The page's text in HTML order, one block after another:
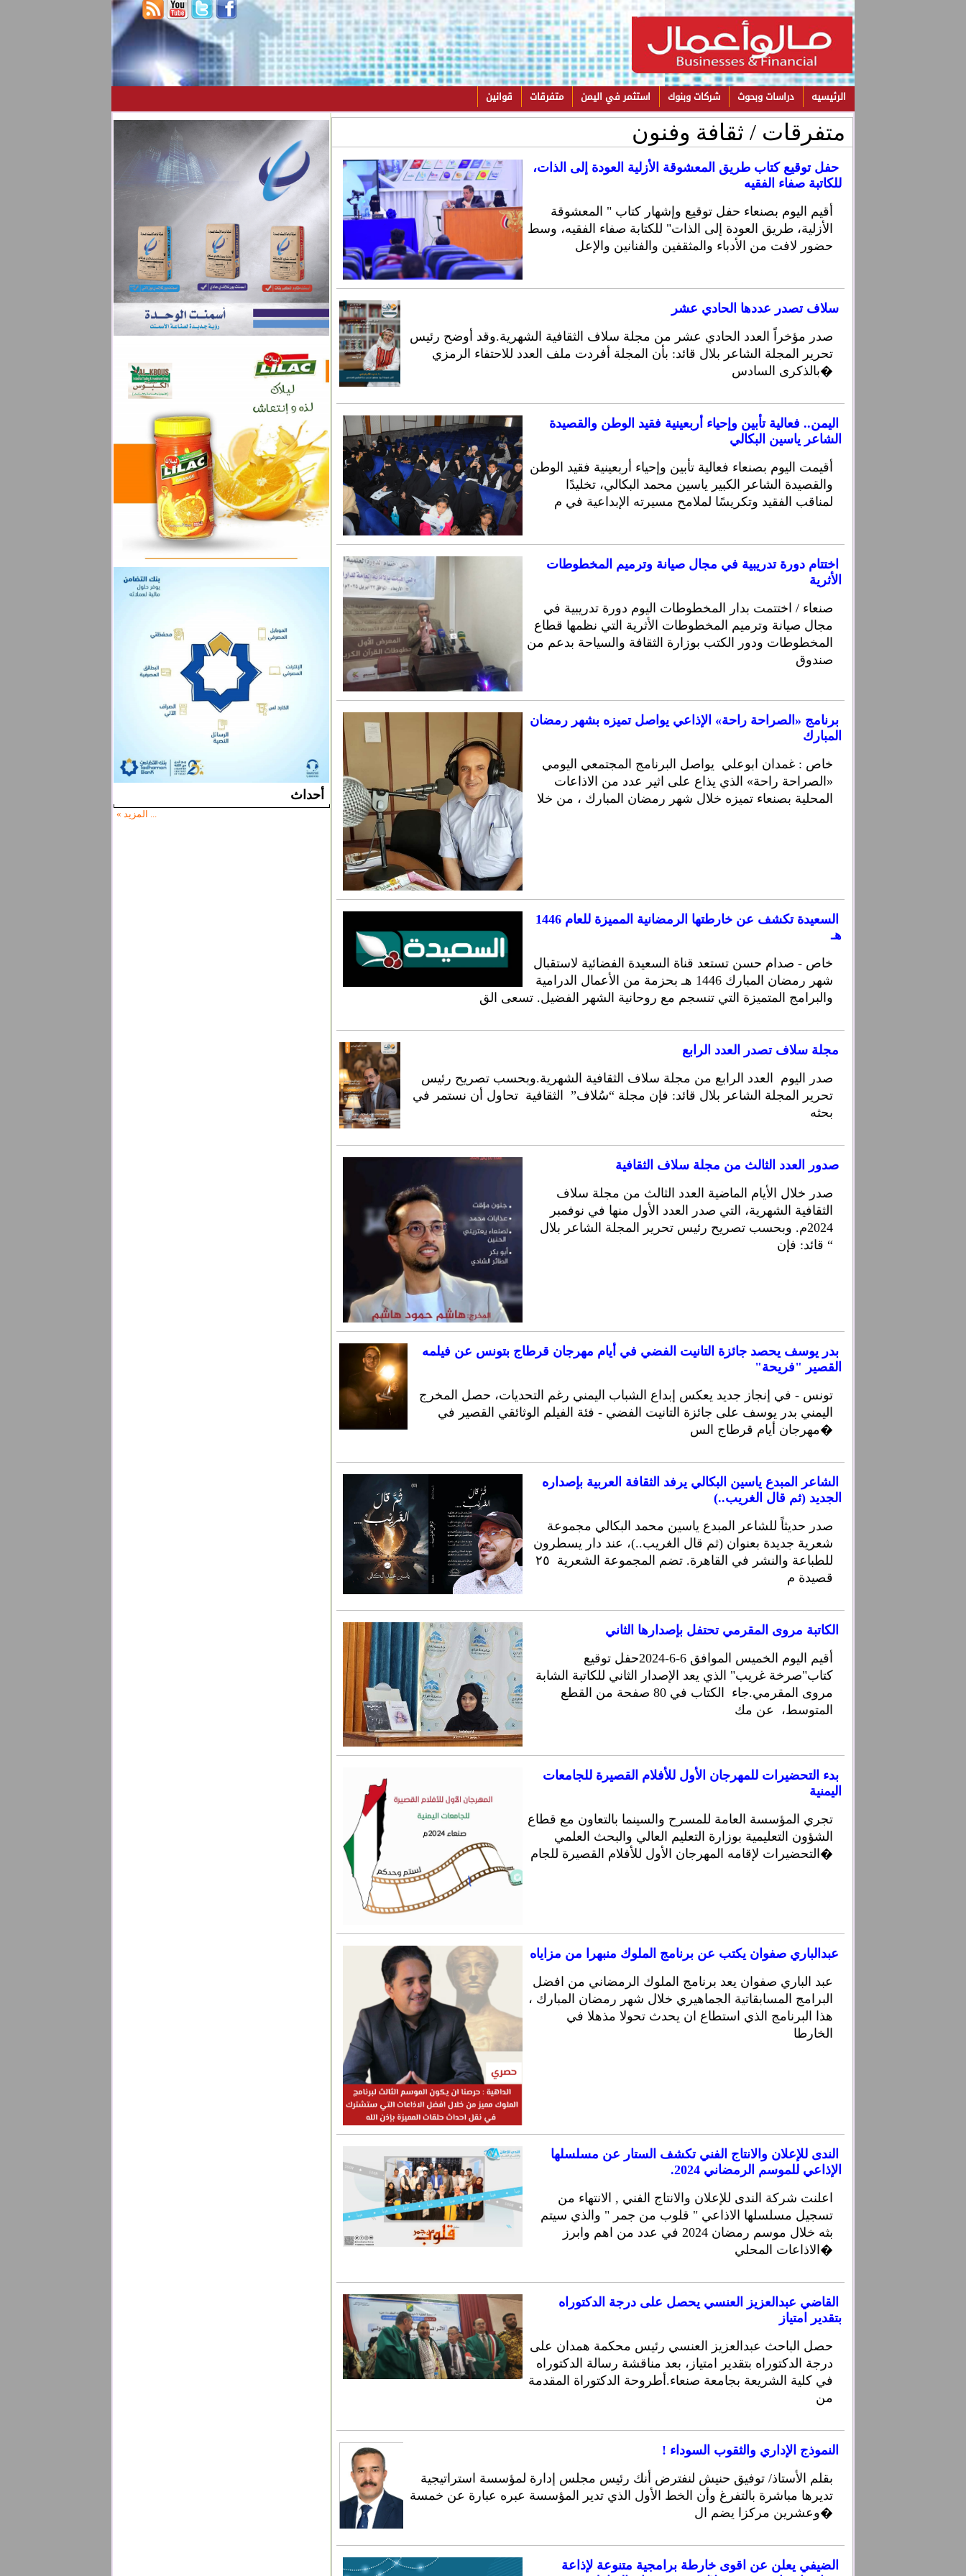
الرئيسيه دراسات وبحوث شركات وبنوك استثمر في اليمن متفرقات قوانين
متفرقات / ثقافة وفنون
حفل توقيع كتاب طريق المعشوقة الأزلية العودة إلى الذات،
للكاتبة صفاء الفقيه
الأزلية، طريق العودة إلى الذات" للكتابة صفاء الفقيه، وسط
حضور لافت من الأدباء والمثقفين والفنانين والإعل
سلاف تصدر عددها الحادي عشر
صدر مؤخراً العدد الحادي عشر من مجلة سلاف الثقافية الشهرية.وقد أوضح رئيس
تحرير المجلة الشاعر بلال قائد: بأن المجلة أفردت ملف العدد للاحتفاء الرمزي
بالذكرى السادس�
اليمن.. فعالية تأبين وإحياء أربعينية فقيد الوطن والقصيدة
الشاعر ياسين البكالي
أقيمت اليوم بصنعاء فعالية تأبين وإحياء أربعينية فقيد الوطن
والقصيدة الشاعر الكبير ياسين محمد البكالي، تخليدًا
لمناقب الفقيد وتكريسًا لملامح مسيرته الإبداعية في م
اختتام دورة تدريبية في مجال صيانة وترميم المخطوطات
الأثرية
صنعاء / اختتمت بدار المخطوطات اليوم دورة تدريبية في
مجال صيانة وترميم المخطوطات الأثرية التي نظمها قطاع
المخطوطات ودور الكتب بوزارة الثقافة والسياحة بدعم من
صندوق
برنامج «الصراحة راحة» الإذاعي يواصل تميزه بشهر رمضان
المبارك
خاص : غمدان ابوعلي يواصل البرنامج المجتمعي اليومي
«الصراحة راحة» الذي يذاع على اثير عدد من الاذاعات
المحلية بصنعاء تميزه خلال شهر رمضان المبارك ، من خلا
السعيدة تكشف عن خارطتها الرمضانية المميزة للعام 1446
هـ
خاص - صدام حسن تستعد قناة السعيدة الفضائية لاستقبال
شهر رمضان المبارك 1446 هـ بحزمة من الأعمال الدرامية
والبرامج المتميزة التي تنسجم مع روحانية الشهر الفضيل. تسعى الق
مجلة سلاف تصدر العدد الرابع
صدر اليوم العدد الرابع من مجلة سلاف الثقافية الشهرية.وبحسب تصريح رئيس
تحرير المجلة الشاعر بلال قائد: فإن مجلة “سُلاف” الثقافية تحاول أن نستمر في
بحثه
صدور العدد الثالث من مجلة سلاف الثقافية
صدر خلال الأيام الماضية العدد الثالث من مجلة سلاف
الثقافية الشهرية، التي صدر العدد الأول منها في نوفمبر
2024م. وبحسب تصريح رئيس تحرير المجلة الشاعر بلال
قائد: فإن “
بدر يوسف يحصد جائزة التانيت الفضي في أيام مهرجان قرطاج بتونس عن فيلمه
القصير "فريحة"
تونس - في إنجاز جديد يعكس إبداع الشباب اليمني رغم التحديات، حصل المخرج
اليمني بدر يوسف على جائزة التانيت الفضي - فئة الفيلم الوثائقي القصير في
مهرجان أيام قرطاج الس�
الشاعر المبدع ياسين البكالي يرفد الثقافة العربية بإصداره
الجديد (ثم قال الغريب..)
صدر حديثاً للشاعر المبدع ياسين محمد البكالي مجموعة
شعرية جديدة بعنوان (ثم قال الغريب..)، عند دار يسطرون
للطباعة والنشر في القاهرة. تضم المجموعة الشعرية ٢٥
قصيدة م
الكاتبة مروى المقرمي تحتفل بإصدارها الثاني
أقيم اليوم الخميس الموافق 6-6-2024حفل توقيع
كتاب"صرخة غريب" الذي يعد الإصدار الثاني للكاتبة الشابة
مروى المقرمي.جاء الكتاب في 80 صفحة من القطع
المتوسط، عن مك
بدء التحضيرات للمهرجان الأول للأفلام القصيرة للجامعات
اليمنية
تجري المؤسسة العامة للمسرح والسينما بالتعاون مع قطاع
الشؤون التعليمية بوزارة التعليم العالي والبحث العلمي
التحضيرات لإقامه المهرجان الأول للأفلام القصيرة للجام�
عبدالباري صفوان يكتب عن برنامج الملوك منبهرا من مزاياه
عبد الباري صفوان يعد برنامج الملوك الرمضاني من افضل
البرامج المسابقاتية الجماهيري خلال شهر رمضان المبارك ،
هذا البرنامج الذي استطاع ان يحدث تحولا مذهلا في
الخارطا
الندى للإعلان والانتاج الفني تكشف الستار عن مسلسلها
الإذاعي للموسم الرمضاني 2024.
اعلنت شركة الندى للإعلان والانتاج الفني , الانتهاء من
تسجيل مسلسلها الاذاعي " قلوب من جمر " والذي سيتم
بثه خلال موسم رمضان 2024 في عدد من اهم وابرز
الاذاعات المحلي�
القاضي عبدالعزيز العنسي يحصل على درجة الدكتوراه
بتقدير امتياز
حصل الباحث عبدالعزيز العنسي رئيس محكمة همدان على
درجة الدكتوراه بتقدير امتياز، بعد مناقشة رسالة الدكتوراه
في كلية الشريعة بجامعة صنعاء.أطروحة الدكتوراة المقدمة
من
النموذج الإداري والثقوب السوداء !
بقلم الأستاذ/ توفيق حنيش لنفترض أنك رئيس مجلس إدارة لمؤسسة استراتيجية
تديرها مباشرة بالتفرغ وأن الخط الأول الذي تدير المؤسسة عبره عبارة عن خمسة
وعشرين مركزا يضم ال�
الضيفي يعلن عن اقوى خارطة برامجية متنوعة لإذاعة
أحداث
... المزيد »